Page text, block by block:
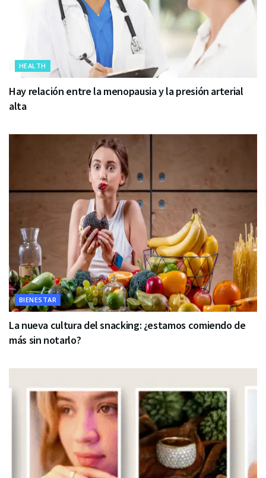
HEALTH
Hay relación entre la menopausia y la presión arterial
alta
BIENESTAR
La nueva cultura del snacking: ¿estamos comiendo de
más sin notarlo?